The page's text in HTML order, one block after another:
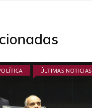
ÚLTIMAS NOTICIAS